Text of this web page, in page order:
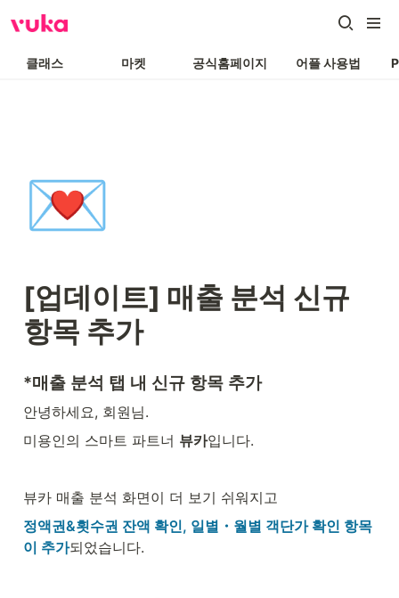
클래스 마켓 공식홈페이지 어플 사용법
💌
[업데이트] 매출 분석 신규
항목 추가
*매출 분석 탭 내 신규 항목 추가
안녕하세요, 회원님.
미용인의 스마트 파트너 뷰카입니다.
뷰카 매출 분석 화면이 더 보기 쉬워지고
정액권&횟수권 잔액 확인, 일별・월별 객단가 확인 항목
이 추가되었습니다.